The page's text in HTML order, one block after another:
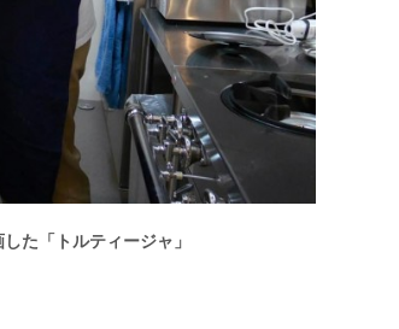
た「トルティージャ」